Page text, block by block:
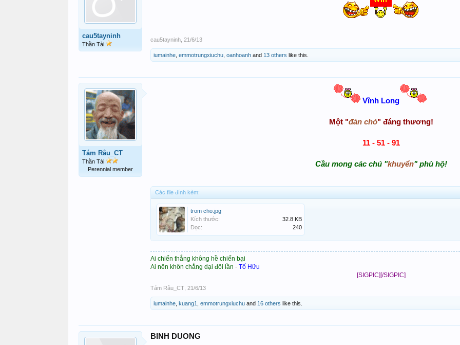
cau5tayninh
Thần Tài
cau5tayninh 21/6/13
iumainhe emmotrungxiuchu oanhoanh and 13 others like this.
Tám Râu_CT
Thần Tài
Perennial member
Vĩnh Long
Một "đàn chó" đáng thương!
11 - 51 - 91
Cầu mong các chú "khuyển" phù hộ!
Các file đính kèm:
trom cho.jpg
Kích thước:
32.8 KB
Đọc:
240
Ai chiến thắng không hề chiến bại
Ai nên khôn chẳng dại đôi lần - Tố Hữu
[SIGPIC][/SIGPIC]
Tám Râu_CT 21/6/13
iumainhe kuang1 emmotrungxiuchu and 16 others like this.
BINH DUONG